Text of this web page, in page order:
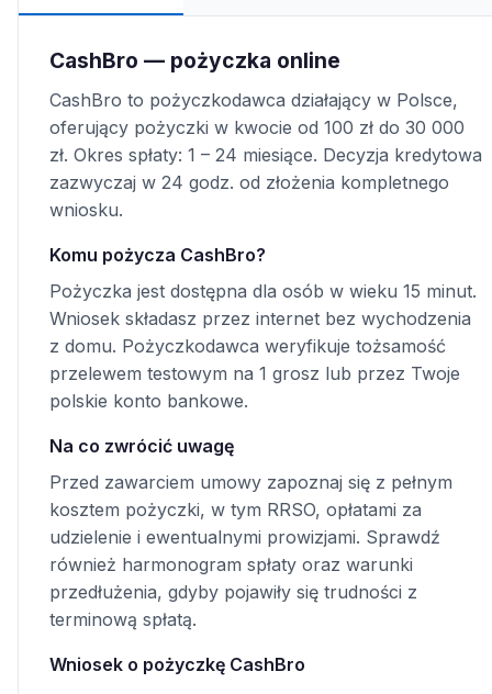
CashBro — pożyczka online
CashBro to pożyczkodawca działający w Polsce,
oferujący pożyczki w kwocie od 100 zł do 30 000
zł. Okres spłaty: 1 – 24 miesiące. Decyzja kredytowa
zazwyczaj w 24 godz. od złożenia kompletnego
wniosku.
Komu pożycza CashBro?
Pożyczka jest dostępna dla osób w wieku 15 minut.
Wniosek składasz przez internet bez wychodzenia
z domu. Pożyczkodawca weryfikuje tożsamość
przelewem testowym na 1 grosz lub przez Twoje
polskie konto bankowe.
Na co zwrócić uwagę
Przed zawarciem umowy zapoznaj się z pełnym
kosztem pożyczki, w tym RRSO, opłatami za
udzielenie i ewentualnymi prowizjami. Sprawdź
również harmonogram spłaty oraz warunki
przedłużenia, gdyby pojawiły się trudności z
terminową spłatą.
Wniosek o pożyczkę CashBro